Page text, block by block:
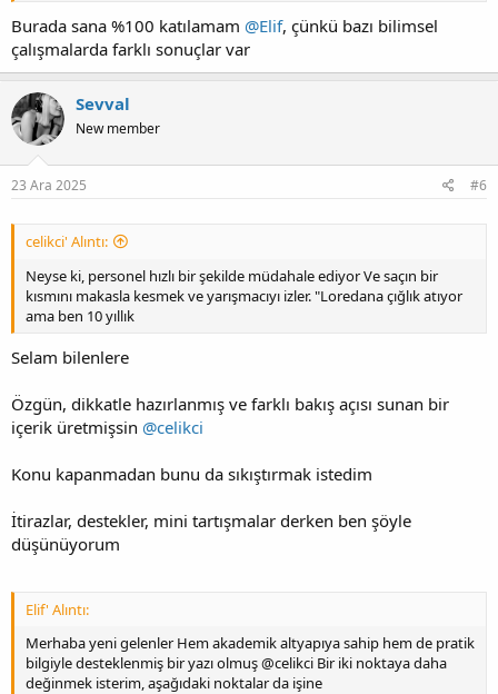
Burada sana %100 katılamam @Elif, çünkü bazı bilimsel
çalışmalarda farklı sonuçlar var
Sevval
New member
23 Ara 2025 #6
celikci' Alıntı:
Neyse ki, personel hızlı bir şekilde müdahale ediyor Ve saçın bir
kısmını makasla kesmek ve yarışmacıyı izler. "Loredana çığlık atıyor
ama ben 10 yıllık
Selam bilenlere
Özgün, dikkatle hazırlanmış ve farklı bakış açısı sunan bir
içerik üretmişsin @celikci
Konu kapanmadan bunu da sıkıştırmak istedim
İtirazlar, destekler, mini tartışmalar derken ben şöyle
düşünüyorum
Elif' Alıntı:
Merhaba yeni gelenler Hem akademik altyapıya sahip hem de pratik
bilgiyle desteklenmiş bir yazı olmuş @celikci Bir iki noktaya daha
değinmek isterim, aşağıdaki noktalar da işine